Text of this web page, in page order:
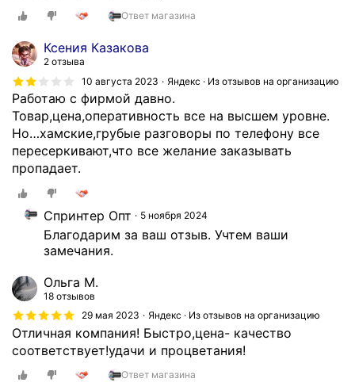
н
т
с
т
х
т
Ответ магазина
Ксения Казакова
2 отзыва
10 августа 2023
Яндекс · Из отзывов на организацию
Работаю с фирмой давно.
Товар,цена,оперативность все на высшем уровне.
Но…хамские,грубые разговоры по телефону все
пересеркивают,что все желание заказывать
пропадает.
Спринтер Опт 5 ноября 2024
Благодарим за ваш отзыв. Учтем ваши
замечания.
Ольга М.
18 отзывов
29 мая 2023
Яндекс · Из отзывов на организацию
Отличная компания! Быстро,цена- качество
соответствует!удачи и процветания!
Ответ магазина